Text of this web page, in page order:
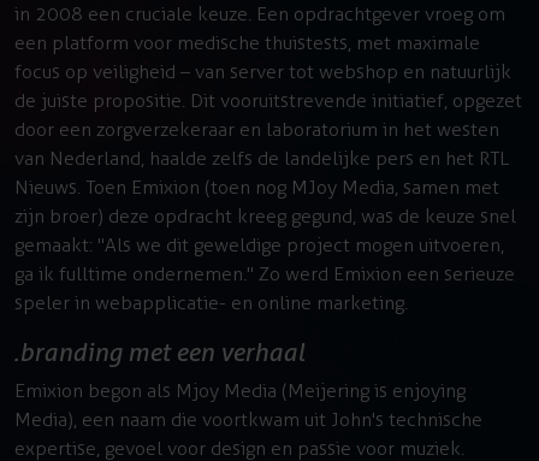
in 2008 een cruciale keuze. Een opdrachtgever vroeg om
een platform voor medische thuistests, met maximale
focus op veiligheid – van server tot webshop en natuurlijk
de juiste propositie. Dit vooruitstrevende initiatief, opgezet
door een zorgverzekeraar en laboratorium in het westen
van Nederland, haalde zelfs de landelijke pers en het RTL
Nieuws. Toen Emixion (toen nog MJoy Media, samen met
zijn broer) deze opdracht kreeg gegund, was de keuze snel
gemaakt: "Als we dit geweldige project mogen uitvoeren,
ga ik fulltime ondernemen." Zo werd Emixion een serieuze
speler in webapplicatie- en online marketing.
branding met een verhaal
Emixion begon als Mjoy Media (Meijering is enjoying
Media), een naam die voortkwam uit John's technische
expertise, gevoel voor design en passie voor muziek.